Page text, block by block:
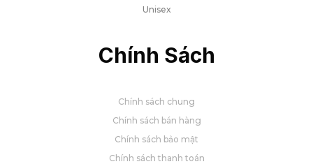
Unisex
Chính Sách
Chính sách chung
Chính sách bán hàng
Chính sách bảo mật
Chính sách thanh toán